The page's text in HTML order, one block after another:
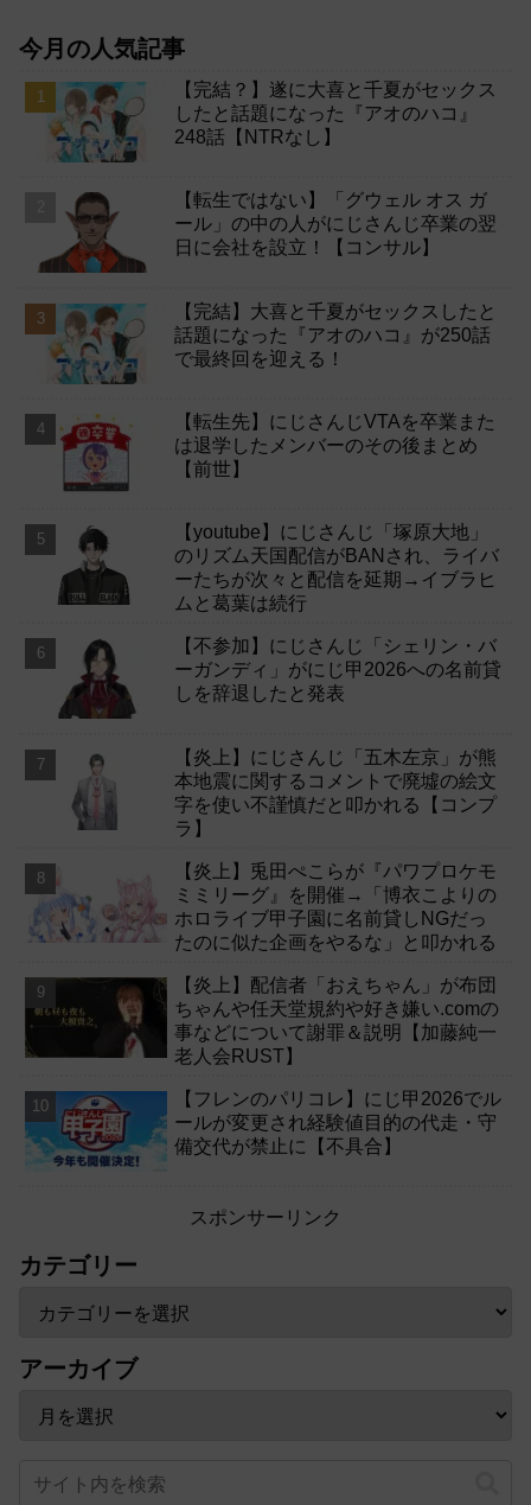
今月の人気記事
【完結？】遂に大喜と千夏がセックス
したと話題になった『アオのハコ』
248話【NTRなし】
【転生ではない】「グウェル オス ガ
ール」の中の人がにじさんじ卒業の翌
日に会社を設立！【コンサル】
【完結】大喜と千夏がセックスしたと
話題になった『アオのハコ』が250話
で最終回を迎える！
【転生先】にじさんじVTAを卒業また
は退学したメンバーのその後まとめ
【前世】
【youtube】にじさんじ「塚原大地」
のリズム天国配信がBANされ、ライバ
ーたちが次々と配信を延期→イブラヒ
ムと葛葉は続行
【不参加】にじさんじ「シェリン・バ
ーガンディ」がにじ甲2026への名前貸
しを辞退したと発表
【炎上】にじさんじ「五木左京」が熊
本地震に関するコメントで廃墟の絵文
字を使い不謹慎だと叩かれる【コンプ
ラ】
【炎上】兎田ぺこらが『パワプロケモ
ミミリーグ』を開催→「博衣こよりの
ホロライブ甲子園に名前貸しNGだっ
たのに似た企画をやるな」と叩かれる
【炎上】配信者「おえちゃん」が布団
ちゃんや任天堂規約や好き嫌い.comの
事などについて謝罪＆説明【加藤純一
老人会RUST】
【フレンのパリコレ】にじ甲2026でル
ールが変更され経験値目的の代走・守
備交代が禁止に【不具合】
スポンサーリンク
カテゴリー
アーカイブ